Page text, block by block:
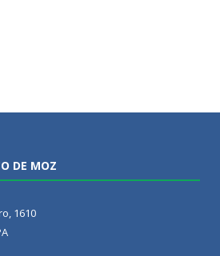
DE MOZ
1610